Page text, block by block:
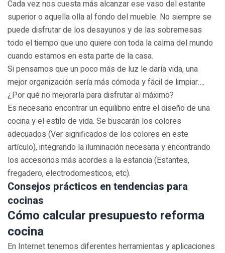
Cada vez nos cuesta más alcanzar ese vaso del estante
superior o aquella olla al fondo del mueble. No siempre se
puede disfrutar de los desayunos y de las sobremesas
todo el tiempo que uno quiere con toda la calma del mundo
cuando estamos en esta parte de la casa.
Si pensamos que un poco más de luz le daría vida, una
mejor organización sería más cómoda y fácil de limpiar….
¿Por qué no mejorarla para disfrutar al máximo?
Es necesario encontrar un equilibrio entre el diseño de una
cocina y el estilo de vida. Se buscarán los colores
adecuados (Ver significados de los colores en este
artículo), integrando la iluminación necesaria y encontrando
los accesorios más acordes a la estancia (Estantes,
fregadero, electrodomesticos, etc).
Consejos prácticos en tendencias para
cocinas
Cómo calcular presupuesto reforma
cocina
En Internet tenemos diferentes herramientas y aplicaciones